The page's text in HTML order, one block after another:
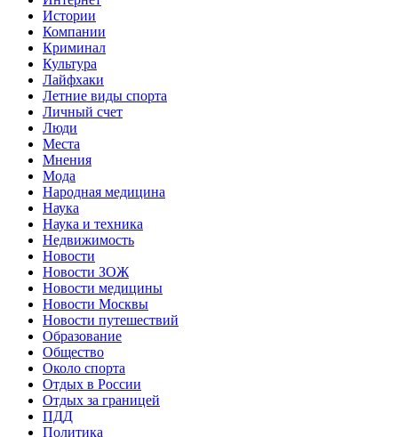
Истории
Компании
Криминал
Культура
Лайфхаки
Летние виды спорта
Личный счет
Люди
Места
Мнения
Мода
Народная медицина
Наука
Наука и техника
Недвижимость
Новости
Новости ЗОЖ
Новости медицины
Новости Москвы
Новости путешествий
Образование
Общество
Около спорта
Отдых в России
Отдых за границей
ПДД
Политика